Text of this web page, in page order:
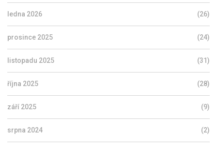
ledna 2026 (26)
prosince 2025 (24)
listopadu 2025 (31)
října 2025 (28)
září 2025 (9)
srpna 2024 (2)